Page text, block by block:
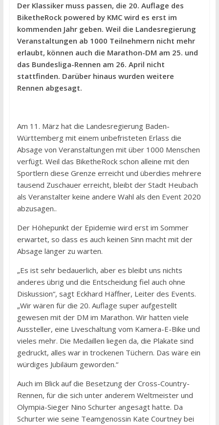
Der Klassiker muss passen, die 20. Auflage des
BiketheRock powered by KMC wird es erst im
kommenden Jahr geben. Weil die Landesregierung
Veranstaltungen ab 1000 Teilnehmern nicht mehr
erlaubt, können auch die Marathon-DM am 25. und
das Bundesliga-Rennen am 26. April nicht
stattfinden. Darüber hinaus wurden weitere
Rennen abgesagt.
Am 11. März hat die Landesregierung Baden-
Württemberg mit einem unbefristeten Erlass die
Absage von Veranstaltungen mit über 1000 Menschen
verfügt. Weil das BiketheRock schon alleine mit den
Sportlern diese Grenze erreicht und überdies mehrere
tausend Zuschauer erreicht, bleibt der Stadt Heubach
als Veranstalter keine andere Wahl als den Event 2020
abzusagen..
Der Höhepunkt der Epidemie wird erst im Sommer
erwartet, so dass es auch keinen Sinn macht mit der
Absage länger zu warten.
„Es ist sehr bedauerlich, aber es bleibt uns nichts
anderes übrig und die Entscheidung fiel auch ohne
Diskussion“, sagt Eckhard Häffner, Leiter des Events.
„Wir wären für die 20. Auflage super aufgestellt
gewesen mit der DM im Marathon. Wir hatten viele
Aussteller, eine Liveschaltung vom Kamera-E-Bike und
vieles mehr. Die Medaillen liegen da, die Plakate sind
gedruckt, alles war in trockenen Tüchern. Das wäre ein
würdiges Jubiläum geworden.“
Auch im Blick auf die Besetzung der Cross-Country-
Rennen, für die sich unter anderem Weltmeister und
Olympia-Sieger Nino Schurter angesagt hatte. Da
Schurter wie seine Teamgenossin Kate Courtney bei